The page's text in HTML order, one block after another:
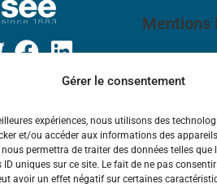
Gérer le consentement
expériences, nous utilisons des
et/ou accéder aux informations des
permettra de traiter des données telles que
uniques sur ce site. Le fait de ne pas
avoir un effet négatif sur certaines
Mentions